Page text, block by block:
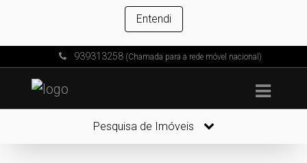
Entendi
939313258 (Chamada para a rede móvel nacional)
Pesquisa de Imóveis